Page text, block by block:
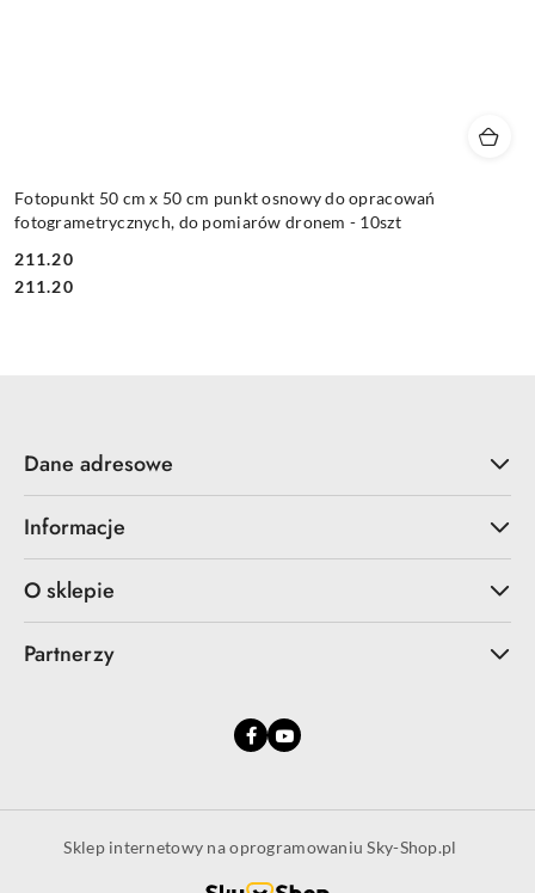
Fotopunkt 50 cm x 50 cm punkt osnowy do opracowań
fotogrametrycznych, do pomiarów dronem - 10szt
Cena:
211.20
Cena:
211.20
Dane adresowe
Informacje
O sklepie
Partnerzy
Sklep internetowy na oprogramowaniu Sky-Shop.pl